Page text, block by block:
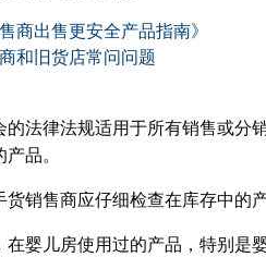
商出售更安全产品指南》
和旧货店常问问题
的法律法规适用于所有销售或分
品。
销售商应仔细检查在库存中的
婴儿房使用过的产品，特别是